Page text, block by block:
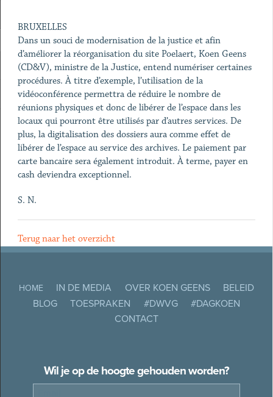
BRUXELLES
Dans un souci de modernisation de la justice et afin
d’améliorer la réorganisation du site Poelaert, Koen Geens
(CD&V), ministre de la Justice, entend numériser certaines
procédures. À titre d’exemple, l’utilisation de la
vidéoconférence permettra de réduire le nombre de
réunions physiques et donc de libérer de l’espace dans les
locaux qui pourront être utilisés par d’autres services. De
plus, la digitalisation des dossiers aura comme effet de
libérer de l’espace au service des archives. Le paiement par
carte bancaire sera également introduit. À terme, payer en
cash deviendra exceptionnel.
S. N.
Terug naar het overzicht
HOME IN DE MEDIA OVER KOEN GEENS
BELEID
BLOG
TOESPRAKEN #DWVG
#DAGKOEN
CONTACT
Wil je op de hoogte gehouden worden?